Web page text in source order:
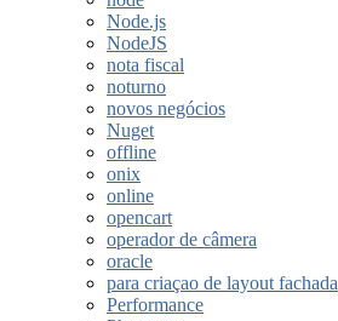
Node.js
NodeJS
nota fiscal
noturno
novos negócios
Nuget
offline
onix
online
opencart
operador de câmera
oracle
para criaçao de layout fachada
Performance